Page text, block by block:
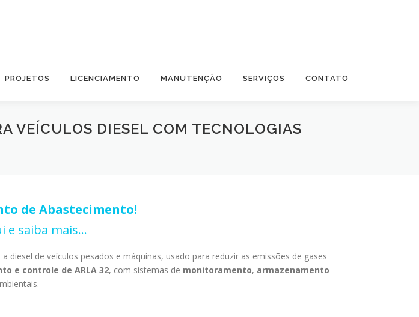
PROJETOS LICENCIAMENTO MANUTENÇÃO SERVIÇOS CONTATO
VEÍCULOS DIESEL COM TECNOLOGIAS
de Abastecimento!
e saiba mais…
de veículos pesados e máquinas, usado para reduzir as emissões de gases
e controle de ARLA 32, com sistemas de monitoramento, armazenamento